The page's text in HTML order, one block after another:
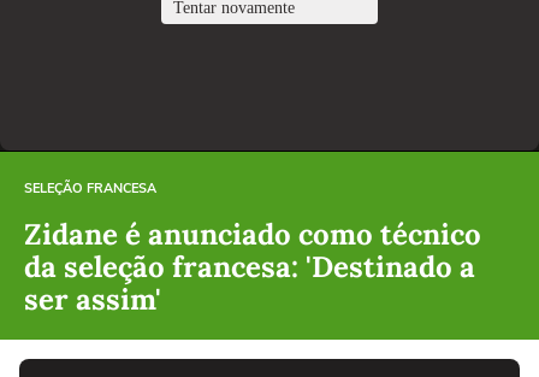
SELEÇÃO FRANCESA
Zidane é anunciado como técnico
da seleção francesa: 'Destinado a
ser assim'